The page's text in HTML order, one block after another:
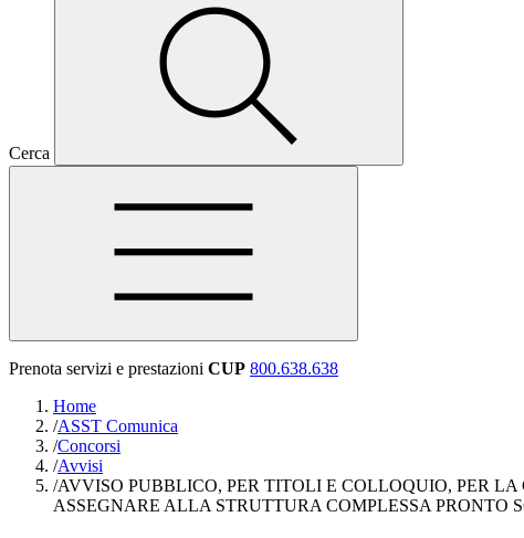
Cerca
Prenota servizi e prestazioni CUP 800.638.638
Home
/ASST Comunica
/Concorsi
/Avvisi
/AVVISO PUBBLICO, PER TITOLI E COLLOQUIO, PER
ASSEGNARE ALLA STRUTTURA COMPLESSA PRONTO